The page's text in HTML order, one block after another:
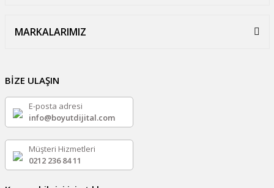
MARKALARIMIZ
BİZE ULAŞIN
E-posta adresi
info@boyutdijital.com
Müşteri Hizmetleri
0212 236 84 11